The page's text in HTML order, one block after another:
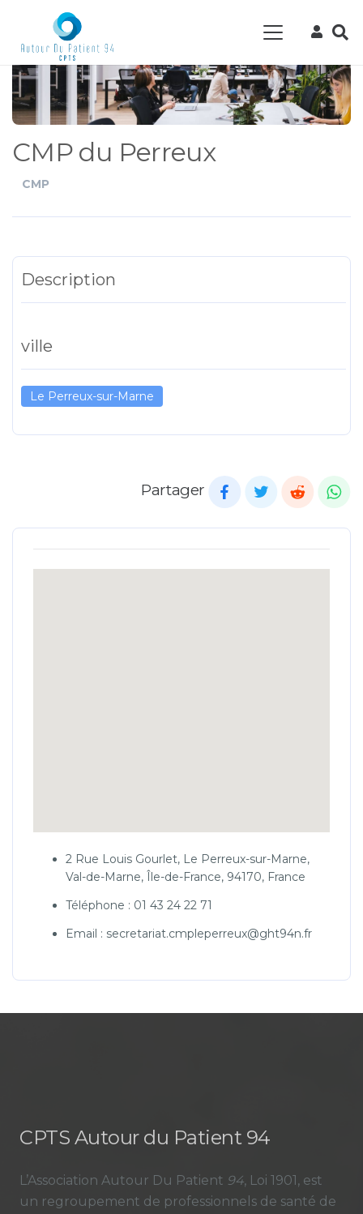
CMP du Perreux
CMP
Description
ville
Le Perreux-sur-Marne
Partager
2 Rue Louis Gourlet, Le Perreux-sur-Marne,
Val-de-Marne, Île-de-France, 94170, France
Téléphone : 01 43 24 22 71
Email : secretariat.cmpleperreux@ght94n.fr
CPTS Autour du Patient 94
L’Association Autour Du Patient 94, Loi 1901, est
un regroupement de professionnels de santé de